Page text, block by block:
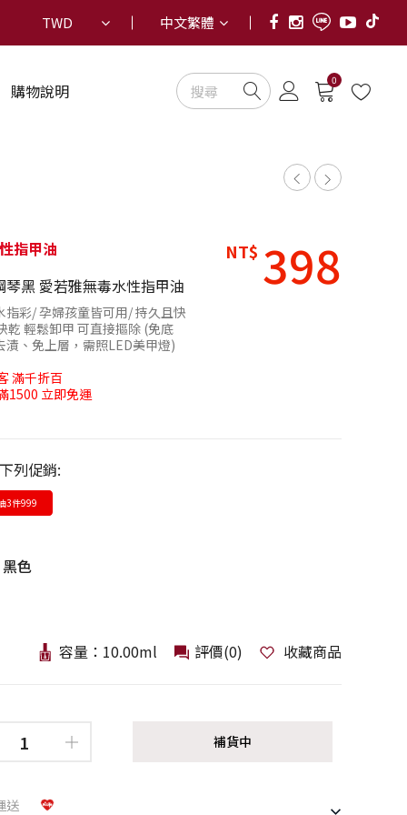
TWD 中文繁體
購物說明
0
指甲油
琴黑 愛若雅無毒水性指甲油
指彩/ 孕婦孩童皆可用/ 持久且快
乾 輕鬆卸甲 可直接摳除 (免底
漬、免上層，需照LED美甲燈)
滿千折百
1500 立即免運
NT$ 398
列促銷:
3件999
黑色
容量：10.00ml 評價(0) 收藏商品
補貨中
送